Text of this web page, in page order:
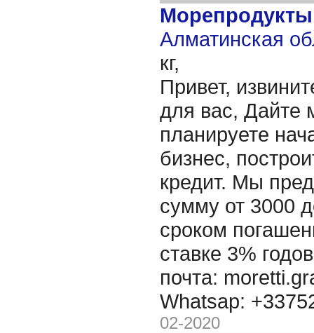
Морепродукты
Алматинская
кг,
Привет,
для вас, Дайте
планируете
бизнес,
кредит. Мы
сумму от 3000
сроком
ставке 3%
почта:
Whatsap:
02-2020